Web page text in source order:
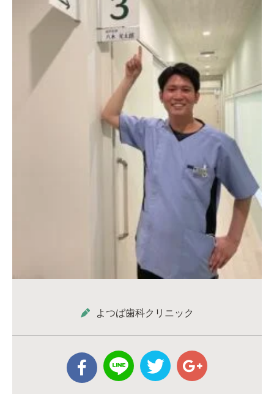
よつば歯科クリニック